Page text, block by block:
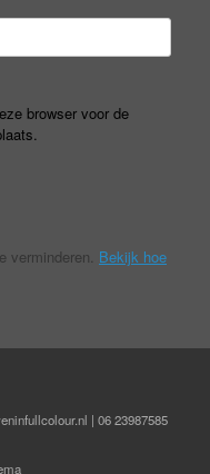
browser voor de
Bekijk hoe
| 06 23987585